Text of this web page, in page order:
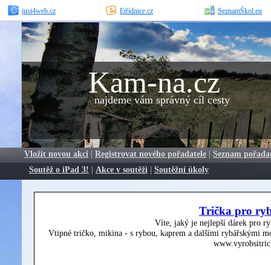
just4web.cz Etřídnice.cz SeznamŠkol.eu
Kam-na.cz
najdeme vám správný cíl cesty
Vložit novou akci | Registrovat nového pořadatele | Seznam
Soutěž o iPad 3! | Akce v soutěži | Soutěžní úkoly
Trička pro
Víte, jaký je nejlepší dárek pro
Vtipné tričko, mikina - s rybou, kaprem a dalšími rybářskými